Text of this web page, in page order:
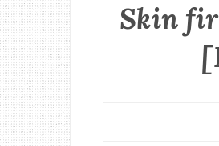
Skin